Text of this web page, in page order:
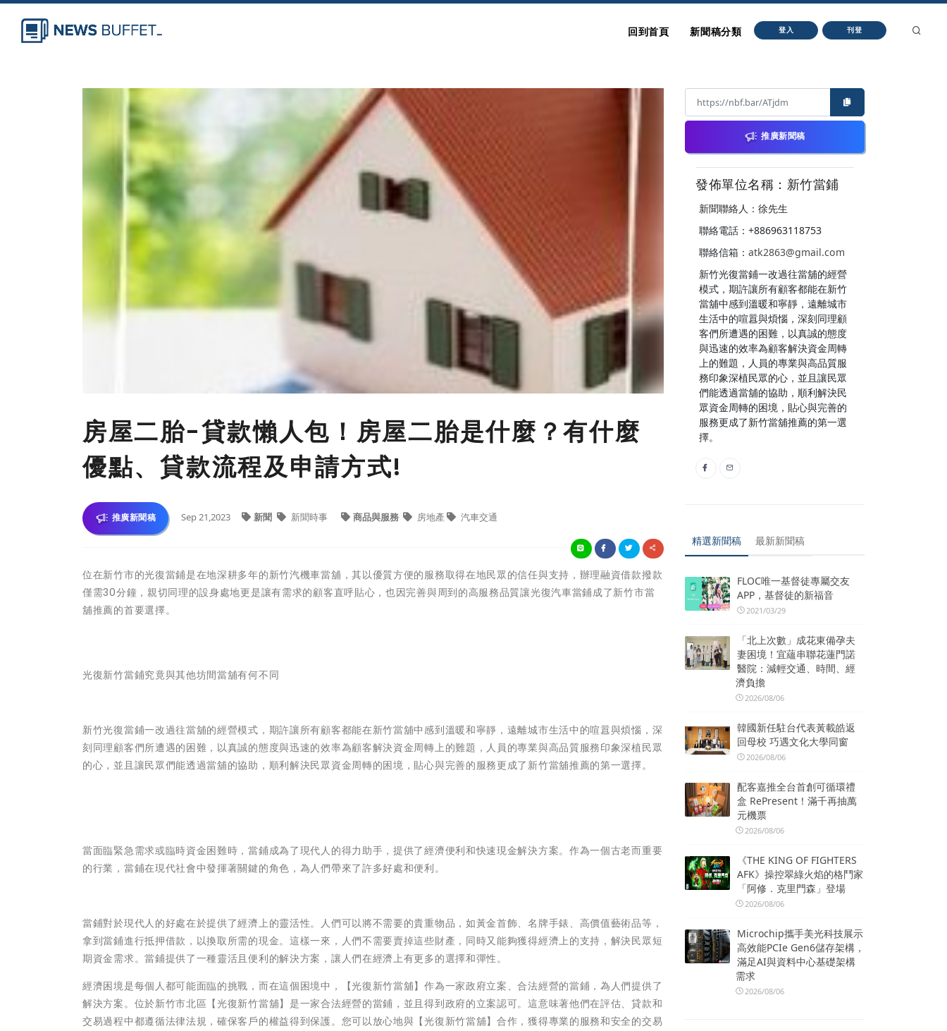
回到首頁 新聞稿分類 登入 刊登
房屋二胎-貸款懶人包！房屋二胎是什麼？有什麼
優點、貸款流程及申請方式!
推廣新聞稿 Sep 21,2023 新聞 新聞時事 商品與服務 房地產 汽車交通
位在新竹市的光復當鋪是在地深耕多年的新竹汽機車當舖，其以優質方便的服務取得在地民眾的信任與支持，辦理融資借款撥款
僅需30分鐘，親切同理的設身處地更是讓有需求的顧客直呼貼心，也因完善與周到的高服務品質讓光復汽車當鋪成了新竹市當
舖推薦的首要選擇。
光復新竹當鋪究竟與其他坊間當舖有何不同
新竹光復當鋪一改過往當舖的經營模式，期許讓所有顧客都能在新竹當舖中感到溫暖和寧靜，遠離城市生活中的喧囂與煩惱，深
刻同理顧客們所遭遇的困難，以真誠的態度與迅速的效率為顧客解決資金周轉上的難題，人員的專業與高品質服務印象深植民眾
的心，並且讓民眾們能透過當舖的協助，順利解決民眾資金周轉的困境，貼心與完善的服務更成了新竹當舖推薦的第一選擇。
當面臨緊急需求或臨時資金困難時，當鋪成為了現代人的得力助手，提供了經濟便利和快速現金解決方案。作為一個古老而重要
的行業，當鋪在現代社會中發揮著關鍵的角色，為人們帶來了許多好處和便利。
當鋪對於現代人的好處在於提供了經濟上的靈活性。人們可以將不需要的貴重物品，如黃金首飾、名牌手錶、高價值藝術品等，
拿到當鋪進行抵押借款，以換取所需的現金。這樣一來，人們不需要賣掉這些財產，同時又能夠獲得經濟上的支持，解決民眾短
期資金需求。當鋪提供了一種靈活且便利的解決方案，讓人們在經濟上有更多的選擇和彈性。
經濟困境是每個人都可能面臨的挑戰，而在這個困境中，【光復新竹當舖】作為一家政府立案、合法經營的當鋪，為人們提供了
解決方案。位於新竹市北區【光復新竹當舖】是一家合法經營的當鋪，並且得到政府的立案認可。這意味著他們在評估、貸款和
交易過程中都遵循法律法規，確保客戶的權益得到保護。您可以放心地與【光復新竹當舖】合作，獲得專業的服務和安全的交易
推廣新聞稿
發佈單位名稱：新竹當鋪
新聞聯絡人：徐先生
聯絡電話：+886963118753
聯絡信箱： atk2863@gmail.com
新竹光復當鋪一改過往當舖的經營
模式，期許讓所有顧客都能在新竹
當舖中感到溫暖和寧靜，遠離城市
生活中的喧囂與煩惱，深刻同理顧
客們所遭遇的困難，以真誠的態度
與迅速的效率為顧客解決資金周轉
上的難題，人員的專業與高品質服
務印象深植民眾的心，並且讓民眾
們能透過當舖的協助，順利解決民
眾資金周轉的困境，貼心與完善的
服務更成了新竹當舖推薦的第一選
擇。
精選新聞稿 最新新聞稿
FLOC唯一基督徒專屬交友
APP，基督徒的新福音
2021/03/29
「北上次數」成花東備孕夫
妻困境！宜蘊串聯花蓮門諾
醫院：減輕交通、時間、經
濟負擔
2026/08/06
韓國新任駐台代表黃載皓返
回母校 巧遇文化大學同窗
2026/08/06
配客嘉推全台首創可循環禮
盒 RePresent！滿千再抽萬
元機票
2026/08/06
《THE KING OF FIGHTERS
AFK》操控翠綠火焰的格鬥家
「阿修．克里門森」登場
2026/08/06
Microchip攜手美光科技展示
高效能PCIe Gen6儲存架構，
滿足AI與資料中心基礎架構
需求
2026/08/06